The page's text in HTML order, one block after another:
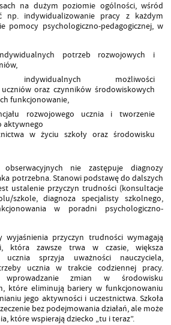
na dużym poziomie ogólności, wśród
np. indywidualizowanie pracy z każdym
pomocy psychologiczno-pedagogicznej, w
potrzeb rozwojowych i
indywidualnych możliwości
oraz czynników środowiskowych
funkcjonowanie,
rozwojowego ucznia i tworzenie
aktywnego
w życiu szkoły oraz środowisku
obserwacyjnych nie zastępuje diagnozy
potrzebna. Stanowi podstawę do dalszych
ustalenie przyczyn trudności (konsultacje
szkole, diagnoza specjalisty szkolnego,
w poradni psychologiczno-
wyjaśnienia przyczyn trudności wymagają
która zawsze trwa w czasie, większa
ucznia sprzyja uważności nauczyciela,
ucznia w trakcie codziennej pracy.
zmian w środowisku
które eliminują bariery w funkcjonowaniu
jego aktywności i uczestnictwa. Szkoła
bez podejmowania działań, ale może
które wspierają dziecko „tu i teraz”.